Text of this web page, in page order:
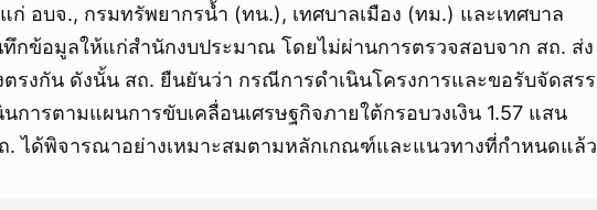
อบจ., กรมทรัพยากรน้ำ (ทน.), เทศบาลเมือง (ทม.) และเทศบาล
กข้อมูลให้แก่สำนักงบประมาณ โดยไม่ผ่านการตรวจสอบจาก สถ. ส่ง
รงกัน ดังนั้น สถ. ยืนยันว่า กรณีการดำเนินโครงการและขอรับจัดสรร
การตามแผนการขับเคลื่อนเศรษฐกิจภายใต้กรอบวงเงิน 1.57 แสน
. ได้พิจารณาอย่างเหมาะสมตามหลักเกณฑ์และแนวทางที่กำหนดแล้ว